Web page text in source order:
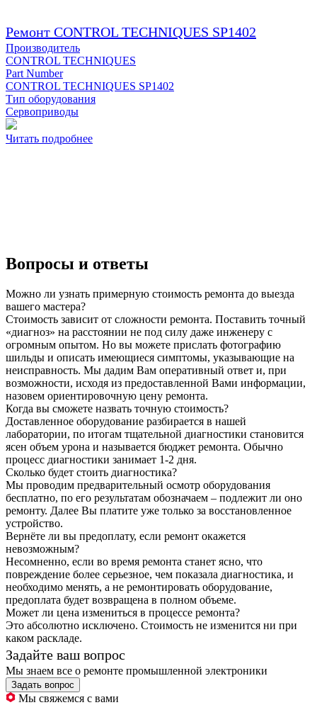
Ремонт CONTROL TECHNIQUES SP1402
Производитель
CONTROL TECHNIQUES
Part Number
CONTROL TECHNIQUES SP1402
Тип оборудования
Сервоприводы
Читать подробнее
Вопросы и ответы
Можно ли узнать примерную стоимость ремонта до выезда
вашего мастера?
Стоимость зависит от сложности ремонта. Поставить точный
«диагноз» на расстоянии не под силу даже инженеру с
огромным опытом. Но вы можете прислать фотографию
шильды и описать имеющиеся симптомы, указывающие на
неисправность. Мы дадим Вам оперативный ответ и, при
возможности, исходя из предоставленной Вами информации,
назовем ориентировочную цену ремонта.
Когда вы сможете назвать точную стоимость?
Доставленное оборудование разбирается в нашей
лаборатории, по итогам тщательной диагностики становится
ясен объем урона и называется бюджет ремонта. Обычно
процесс диагностики занимает 1-2 дня.
Сколько будет стоить диагностика?
Мы проводим предварительный осмотр оборудования
бесплатно, по его результатам обозначаем – подлежит ли оно
ремонту. Далее Вы платите уже только за восстановленное
устройство.
Вернёте ли вы предоплату, если ремонт окажется
невозможным?
Несомненно, если во время ремонта станет ясно, что
повреждение более серьезное, чем показала диагностика, и
необходимо менять, а не ремонтировать оборудование,
предоплата будет возвращена в полном объеме.
Может ли цена измениться в процессе ремонта?
Это абсолютно исключено. Стоимость не изменится ни при
каком раскладе.
Задайте ваш вопрос
Мы знаем все о ремонте промышленной электроники
Задать вопрос
Мы свяжемся с вами